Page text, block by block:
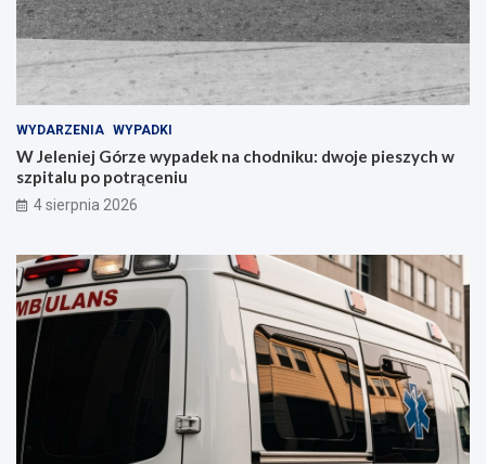
WYDARZENIA WYPADKI
W Jeleniej Górze wypadek na chodniku: dwoje pieszych w
szpitalu po potrąceniu
4 sierpnia 2026